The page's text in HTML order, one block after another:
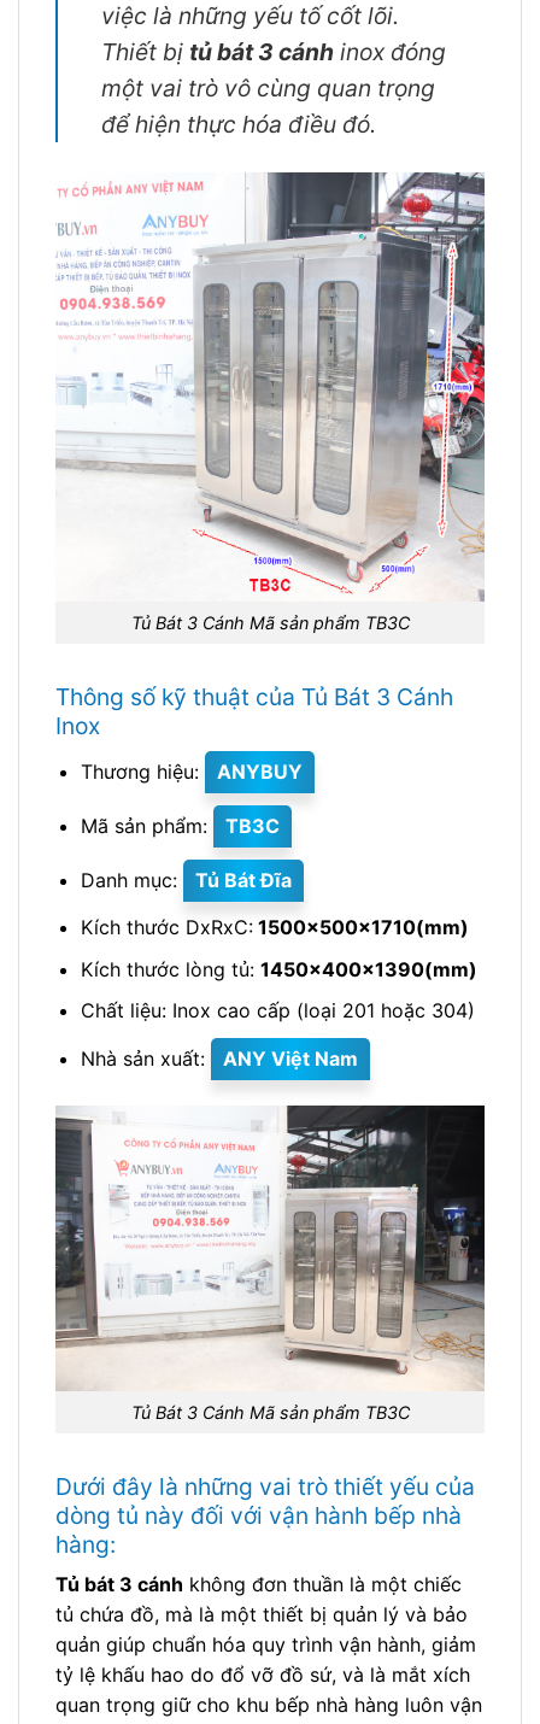
việc là những yếu tố cốt lõi.
Thiết bị tủ bát 3 cánh inox đóng
một vai trò vô cùng quan trọng
để hiện thực hóa điều đó.
Tủ Bát 3 Cánh Mã sản phẩm TB3C
Thông số kỹ thuật của Tủ Bát 3 Cánh
Inox
Thương hiệu: ANYBUY
Mã sản phẩm: TB3C
Danh mục:
Tủ Bát Đĩa
Kích thước DxRxC:1500x500x1710(mm)
Kích thước lòng tủ: 1450x400x1390(mm)
Chất liệu: Inox cao cấp (loại 201 hoặc 304)
Nhà sản xuất:
ANY Việt Nam
Tủ Bát 3 Cánh Mã sản phẩm TB3C
Dưới đây là những vai trò thiết yếu của
dòng tủ này đối với vận hành bếp nhà
hàng:
Tủ bát 3 cánh không đơn thuần là một chiếc
tủ chứa đồ, mà là một thiết bị quản lý và bảo
quản giúp chuẩn hóa quy trình vận hành, giảm
tỷ lệ khấu hao do đổ vỡ đồ sứ, và là mắt xích
quan trọng giữ cho khu bếp nhà hàng luôn vận